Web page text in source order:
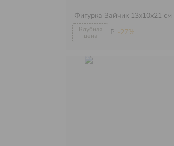
₽ -27%
Фигурка Зайчик 13х10х21 см